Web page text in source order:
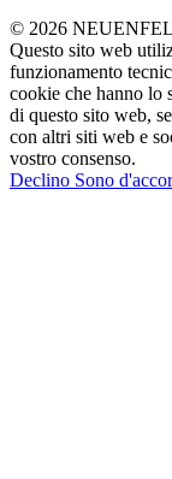
© 2026
Questo sito web
funzionamento
cookie che hanno lo
di questo sito web,
con altri siti web e
vostro consenso.
Declino Sono